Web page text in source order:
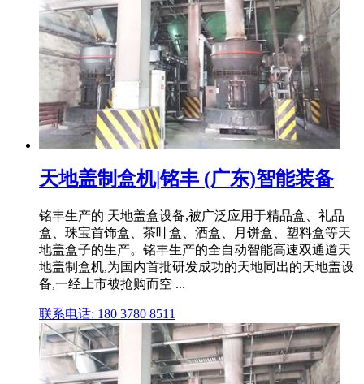
天地盖制盒机|铭丰 (广东)智能装备
铭丰生产的 天地盖盒设备,被广泛应用于精品盒、礼品
盒、珠宝首饰盒、茶叶盒、酒盒、月饼盒、塑料盒等天
地盖盒子的生产。铭丰生产的全自动智能高速双通道天
地盖制盒机,为国内首批研发成功的天地同出的天地盖设
备,一经上市被抢购而空 ...
联系电话: 180 3780 8511